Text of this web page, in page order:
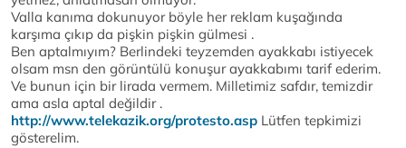
Valla kanıma dokunuyor böyle her reklam kuşağında
karşıma çıkıp da pişkin pişkin gülmesi .
Ben aptalmıyım? Berlindeki teyzemden ayakkabı istiyecek
olsam msn den görüntülü konuşur ayakkabımı tarif ederim.
Ve bunun için bir lirada vermem. Milletimiz safdır, temizdir
ama asla aptal değildir .
http://www.telekazik.org/protesto.asp Lütfen tepkimizi
gösterelim.